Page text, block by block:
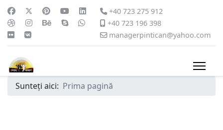
+40 723 275 912
+40 723 196 398
managerpintican@yahoo.com
Sunteți aici: Prima pagină